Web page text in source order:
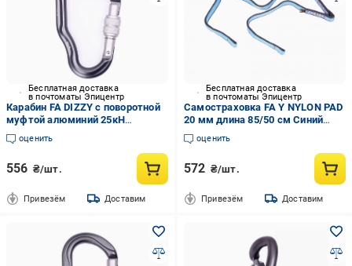
Бесплатная доставка
в почтоматы Эпицентр
Карабин FA DIZZY с поворотной
муфтой алюминий 25кН
поперечный 10кН Серый (FA
7102)
оценить
556 ₴/шт.
Привезём Доставим
Бесплатная доставка
в почтоматы Эпицентр
Самостраховка FA Y NYLON PAD
20 мм длина 85/50 см Синий
(8585053830816)
оценить
572 ₴/шт.
Привезём Доставим